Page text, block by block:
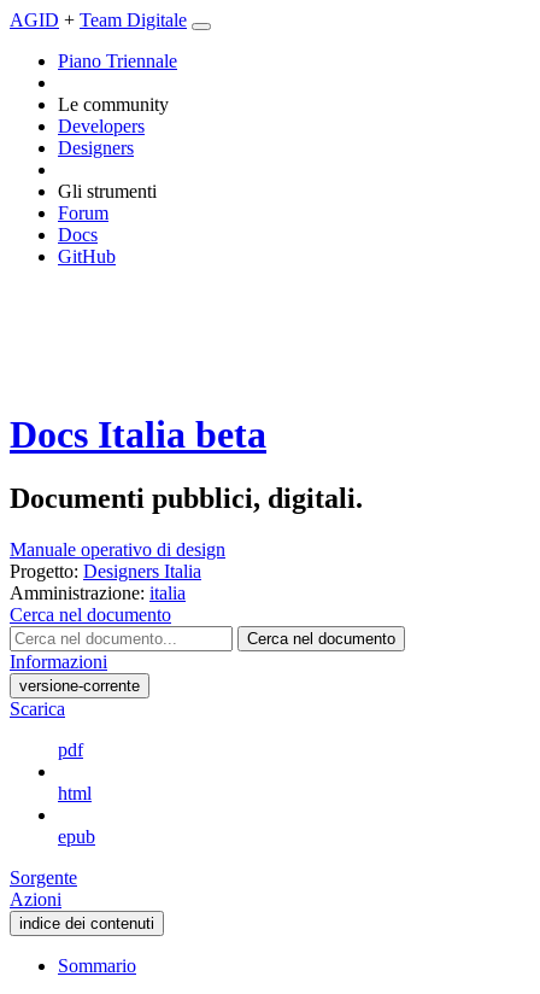
AGID + Team Digitale
Piano Triennale
Le community
Developers
Designers
Gli strumenti
Forum
Docs
GitHub
Docs Italia beta
Documenti pubblici, digitali.
Manuale operativo di design
Progetto: Designers Italia
Amministrazione: italia
Cerca nel documento
Cerca nel documento
Informazioni
versione-corrente
Scarica
pdf
html
epub
Sorgente
Azioni
indice dei contenuti
Sommario